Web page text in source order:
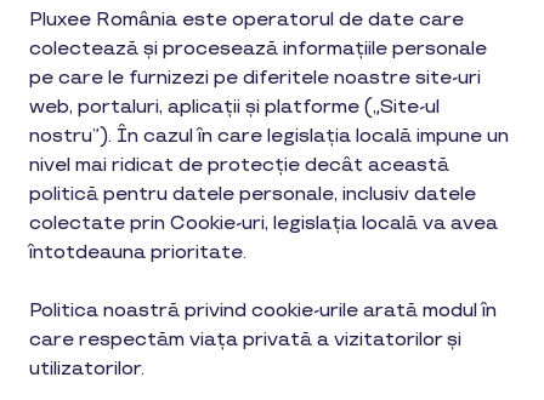
Pluxee România este operatorul de date care
colectează și procesează informațiile personale
pe care le furnizezi pe diferitele noastre site-uri
web, portaluri, aplicații și platforme („Site-ul
nostru”). În cazul în care legislația locală impune un
nivel mai ridicat de protecție decât această
politică pentru datele personale, inclusiv datele
colectate prin Cookie-uri, legislația locală va avea
întotdeauna prioritate.
Politica noastră privind cookie-urile arată modul în
care respectăm viața privată a vizitatorilor și
utilizatorilor.